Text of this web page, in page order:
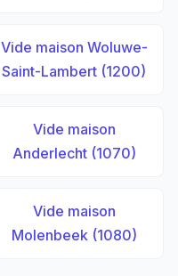
Vide maison Woluwe-
Saint-Lambert (1200)
Vide maison
Anderlecht (1070)
Vide maison
Molenbeek (1080)